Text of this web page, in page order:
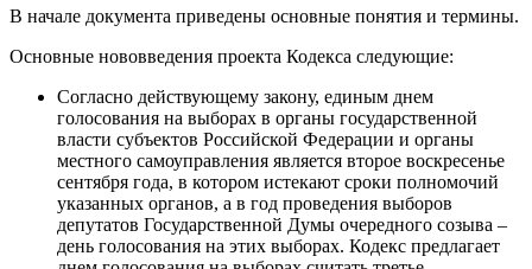
В начале документа приведены основные понятия и термины.
Основные нововведения проекта Кодекса следующие:
Согласно действующему закону, единым днем
голосования на выборах в органы государственной
власти субъектов Российской Федерации и органы
местного самоуправления является второе воскресенье
сентября года, в котором истекают сроки полномочий
указанных органов, а в год проведения выборов
депутатов Государственной Думы очередного созыва –
день голосования на этих выборах. Кодекс предлагает